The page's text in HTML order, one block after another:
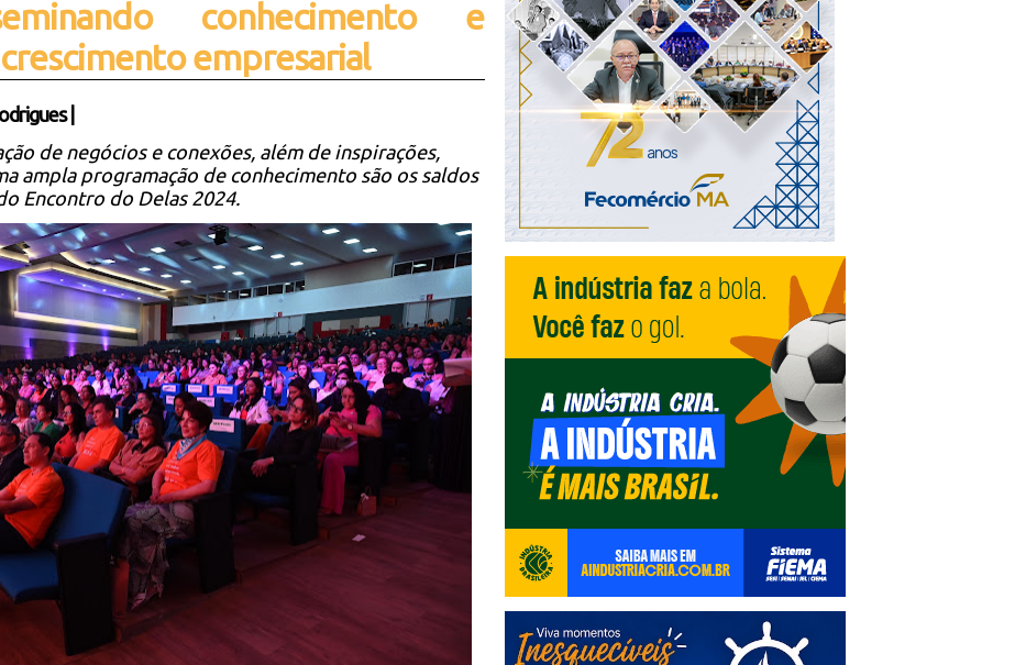
conhecimento e
empresarial
de negócios e conexões, além de inspirações,
ampla programação de conhecimento são os saldos
Encontro do Delas 2024.